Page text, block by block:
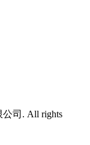
司. All rights